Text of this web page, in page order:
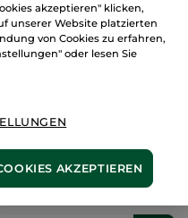
akzeptieren" klicken,
unserer Website platzierten
von Cookies zu erfahren,
oder lesen Sie
AKZEPTIEREN